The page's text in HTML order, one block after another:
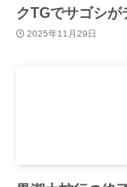
クTGでサゴシが
2025年11月29日